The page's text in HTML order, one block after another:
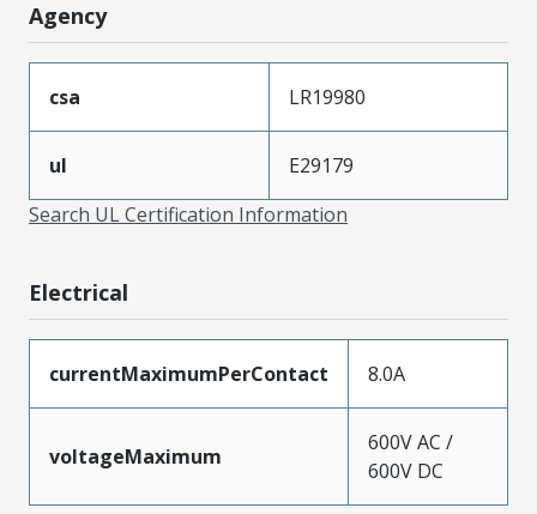
Agency
csa LR19980
ul
E29179
Search UL Certification Information
Electrical
currentMaximumPerContact 8.0A
voltageMaximum
600V AC /
600V DC